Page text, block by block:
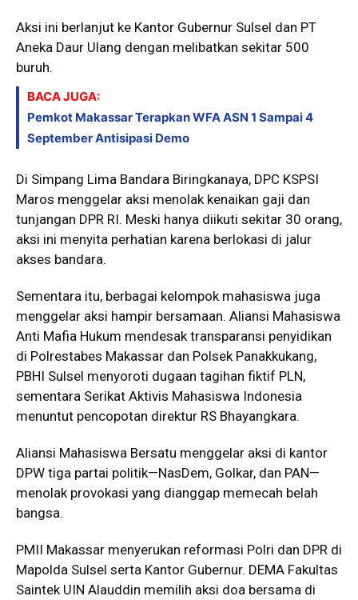
Aksi ini berlanjut ke Kantor Gubernur Sulsel dan PT
Aneka Daur Ulang dengan melibatkan sekitar 500
buruh.
BACA JUGA:
Pemkot Makassar Terapkan WFA ASN 1 Sampai 4
September Antisipasi Demo
Di Simpang Lima Bandara Biringkanaya, DPC KSPSI
Maros menggelar aksi menolak kenaikan gaji dan
tunjangan DPR RI. Meski hanya diikuti sekitar 30 orang,
aksi ini menyita perhatian karena berlokasi di jalur
akses bandara.
Sementara itu, berbagai kelompok mahasiswa juga
menggelar aksi hampir bersamaan. Aliansi Mahasiswa
Anti Mafia Hukum mendesak transparansi penyidikan
di Polrestabes Makassar dan Polsek Panakkukang,
PBHI Sulsel menyoroti dugaan tagihan fiktif PLN,
sementara Serikat Aktivis Mahasiswa Indonesia
menuntut pencopotan direktur RS Bhayangkara.
Aliansi Mahasiswa Bersatu menggelar aksi di kantor
DPW tiga partai politik—NasDem, Golkar, dan PAN—
menolak provokasi yang dianggap memecah belah
bangsa.
PMII Makassar menyerukan reformasi Polri dan DPR di
Mapolda Sulsel serta Kantor Gubernur. DEMA Fakultas
Saintek UIN Alauddin memilih aksi doa bersama di